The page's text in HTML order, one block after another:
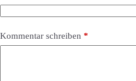
Kommentar schreiben *